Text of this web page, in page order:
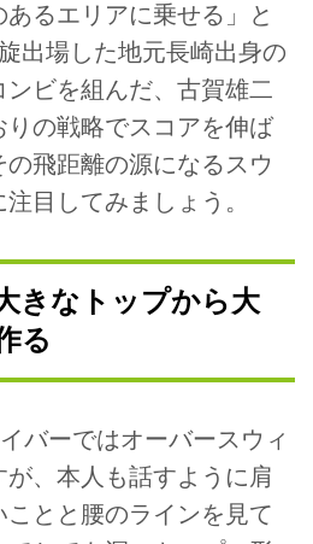
るエリアに乗せる」と
出場した地元長崎出身の
ビを組んだ、古賀雄二
りの戦略でスコアを伸ば
の飛距離の源になるスウ
目してみましょう。
きなトップから大
る
バーではオーバースウィ
、本人も話すように肩
とと腰のラインを見て